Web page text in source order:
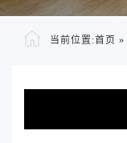
当前位置:首页 »